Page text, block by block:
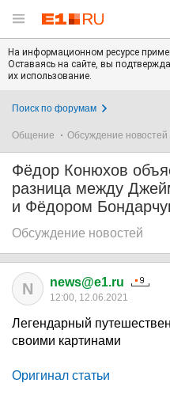
На информационном ресурсе
Оставаясь на сайте, вы
их использование.
Поиск по форумам
Общение Обсуждение новостей
Фёдор Конюхов
разница между
и Фёдором
Обсуждение новостей
N news@e1.ru
12:00, 12.06.2021
Легендарный
своими картинами
Оригинал статьи